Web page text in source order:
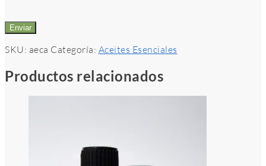
SKU: aeca Categoría: Aceites Esenciales
Productos relacionados